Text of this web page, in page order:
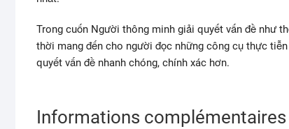
Trong cuốn Người thông minh giải quyết vấn đề như
thời mang đến cho người đọc những công cụ thực
quyết vấn đề nhanh chóng, chính xác hơn.
Informations complémentaires